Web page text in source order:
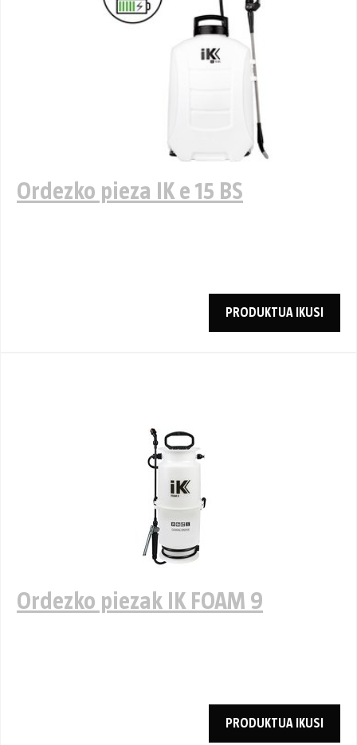
Ordezko pieza IK e 15 BS
PRODUKTUA IKUSI
Ordezko piezak IK FOAM 9
PRODUKTUA IKUSI